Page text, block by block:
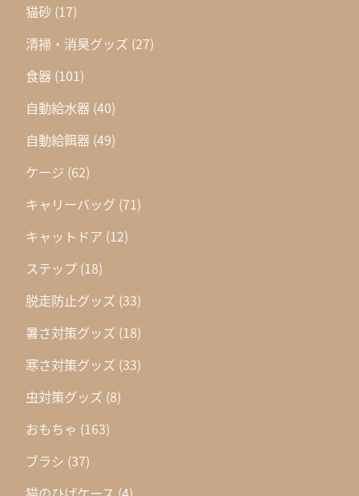
猫砂 (17)
清掃・消臭グッズ (27)
食器 (101)
自動給水器 (40)
自動給餌器 (49)
ケージ (62)
キャリーバッグ (71)
キャットドア (12)
ステップ (18)
脱走防止グッズ (33)
暑さ対策グッズ (18)
寒さ対策グッズ (33)
虫対策グッズ (8)
おもちゃ (163)
ブラシ (37)